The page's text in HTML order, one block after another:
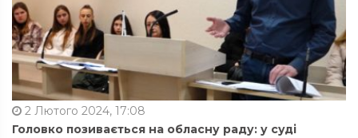
2 Лютого 2024, 17:08
Головко позивається на обласну раду: у суді